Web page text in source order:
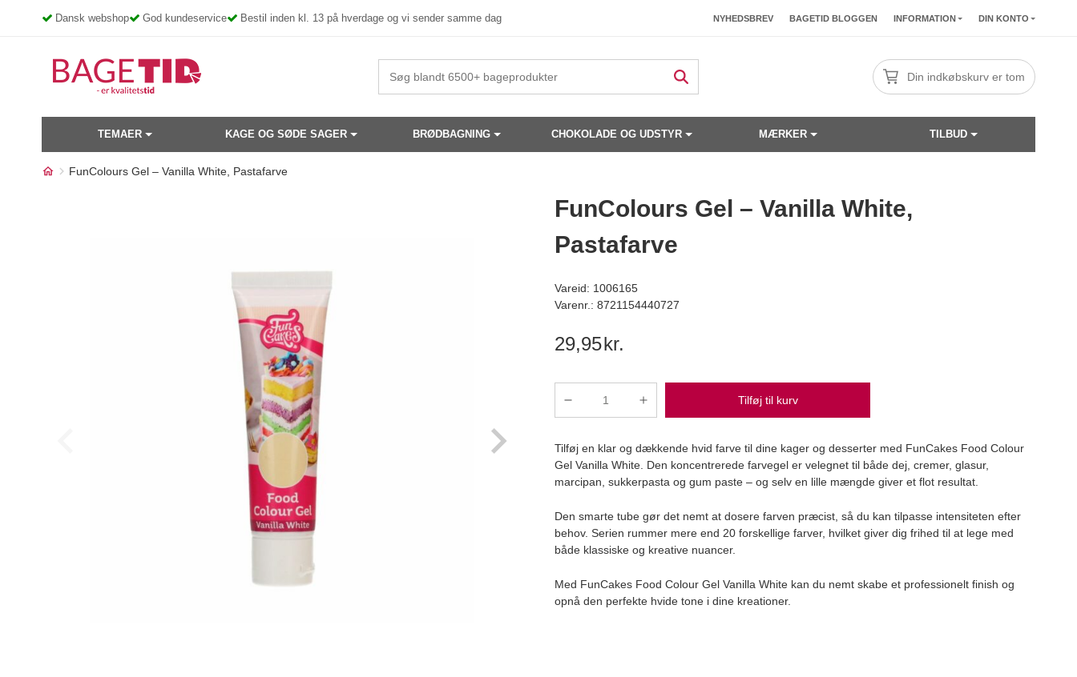
Dansk webshop God kundeservice Bestil inden kl. 13 på hverdage og vi sender samme dag NYHEDSBREV BAGETID BLOGGEN INFORMATION DIN KONTO
Din indkøbskurv er tom
TEMAER KAGE OG SØDE SAGER BRØDBAGNING CHOKOLADE OG UDSTYR MÆRKER TILBUD
FunColours Gel – Vanilla White, Pastafarve
Måske kunne nogle af disse produkter have din interesse?
BrandNewCake - Osteklæde, 50 x 50 cm
Læg i kurv
FunColours Gel – Vanilla White,
Pastafarve
Vareid: 1006165
Varenr.: 8721154440727
29,95kr.
FunColours
Vanilla
Pastafarve
Tilføj til kurv
Tilføj en klar og dækkende hvid farve til dine kager og desserter med FunCakes Food Colour
Gel Vanilla White. Den koncentrerede farvegel er velegnet til både dej, cremer, glasur,
marcipan, sukkerpasta og gum paste – og selv en lille mængde giver et flot resultat.
Den smarte tube gør det nemt at dosere farven præcist, så du kan tilpasse intensiteten efter
behov. Serien rummer mere end 20 forskellige farver, hvilket giver dig frihed til at lege med
både klassiske og kreative nuancer.
Med FunCakes Food Colour Gel Vanilla White kan du nemt skabe et professionelt finish og
opnå den perfekte hvide tone i dine kreationer.